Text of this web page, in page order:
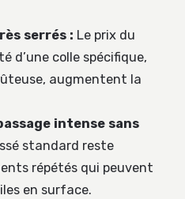
serrés : Le prix du
d’une colle spécifique,
augmentent la
intense sans
standard reste
répétés qui peuvent
en surface.